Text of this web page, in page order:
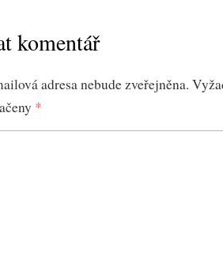
komentář
adresa nebude zveřejněna.
*